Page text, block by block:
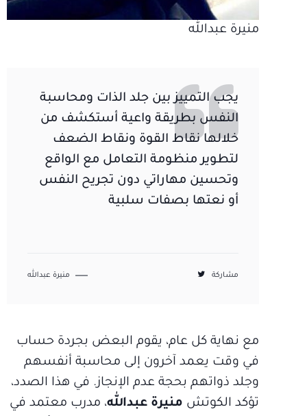
منيرة عبدالله
يجب التمييز بين جلد الذات ومحاسبة
النفس بطريقة واعية أستكشف من
خلالها نقاط القوة ونقاط الضعف
لتطوير منظومة التعامل مع الواقع
وتحسين مهاراتي دون تجريح النفس
أو نعتها بصفات سلبية
مشاركة منيرة عبدالله
مع نهاية كل عام، يقوم البعض بجردة حساب
في وقت يعمد آخرون إلى محاسبة أنفسهم
وجلد ذواتهم بحجة عدم الإنجاز. في هذا الصدد،
تؤكد الكوتش منيرة عبدالله، مدرب معتمد في